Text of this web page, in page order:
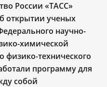
России «ТАСС»
открытии ученых
научно-
химической
технического
программу для
собой